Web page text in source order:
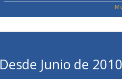
Desde Junio de